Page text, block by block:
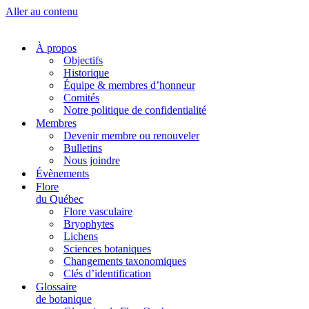
Aller au contenu
À propos
Objectifs
Historique
Équipe & membres d’honneur
Comités
Notre politique de confidentialité
Membres
Devenir membre ou renouveler
Bulletins
Nous joindre
Évènements
Flore
du Québec
Flore vasculaire
Bryophytes
Lichens
Sciences botaniques
Changements taxonomiques
Clés d’identification
Glossaire
de botanique